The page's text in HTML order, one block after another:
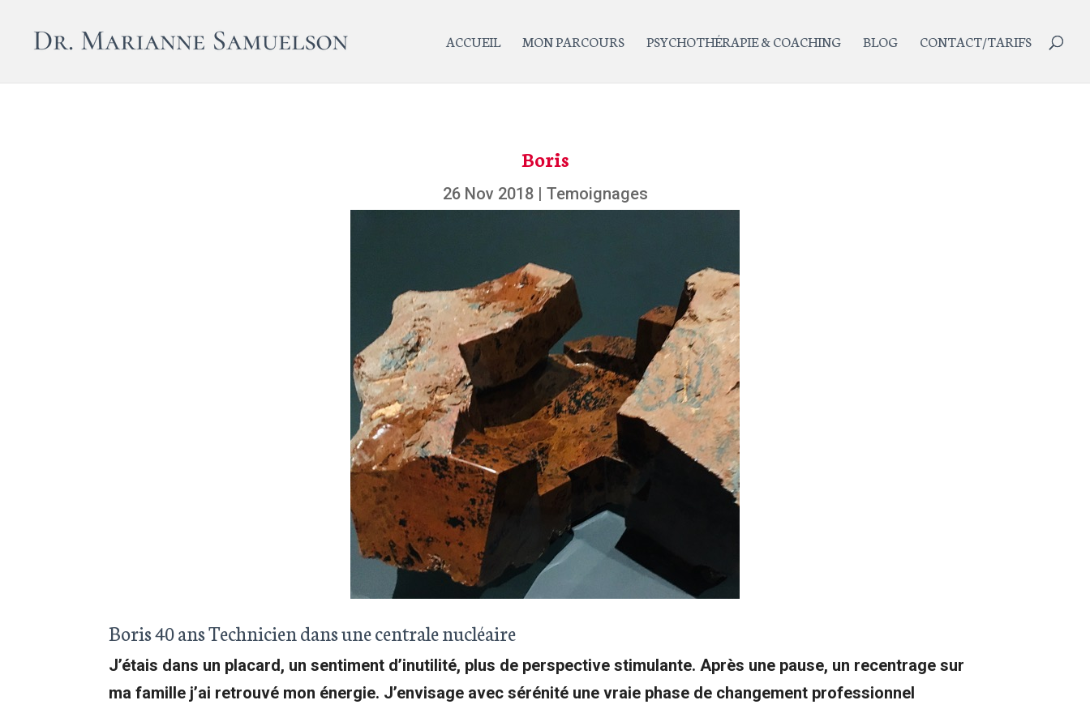
ACCUEIL MON PARCOURS PSYCHOTHÉRAPIE & COACHING BLOG CONTACT/TARIFS
Boris
26 Nov 2018 | Temoignages
Boris 40 ans Technicien dans une centrale nucléaire
J’étais dans un placard, un sentiment d’inutilité, plus de perspective stimulante. Après une pause, un recentrage sur
ma famille j’ai retrouvé mon énergie. J’envisage avec sérénité une vraie phase de changement professionnel